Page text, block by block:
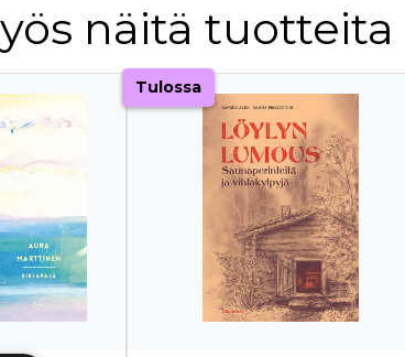
näitä tuotteita
Tulossa